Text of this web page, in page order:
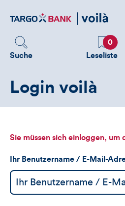
zum
Suche
Favoriten
0
Leseliste
Login voilà
Sie müssen sich einloggen, um
Ihr Benutzername / E-Mail-